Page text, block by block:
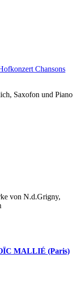
Chansons
Saxofon und Piano
von N.d.Grigny,
MALLIÉ (Paris)